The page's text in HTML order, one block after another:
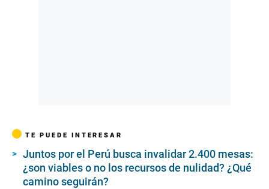
TE PUEDE INTERESAR
Juntos por el Perú busca invalidar 2.400 mesas:
¿son viables o no los recursos de nulidad? ¿Qué
camino seguirán?